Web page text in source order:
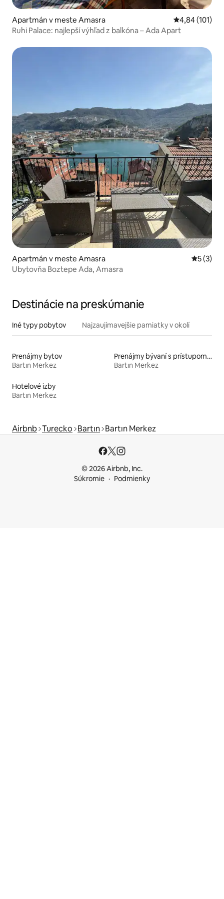
Apartmán v meste Amasra Priemerné
4,84 (101)
Ruhi Palace: najlepší výhľad z balkóna – Ada Apart
Apartmán v meste Amasra
5 (3)
Ubytovňa Boztepe Ada, Amasra
Destinácie na preskúmanie
Iné typy pobytov Najzaujímavejšie pamiatky v okolí
Prenájmy bytov
Bartın Merkez
Prenájmy bývaní s prístupom na pláž
Bartın Merkez
Hotelové izby
Bartın Merkez
Airbnb Turecko Bartın Bartın Merkez
© 2026 Airbnb, Inc.
Súkromie
Podmienky